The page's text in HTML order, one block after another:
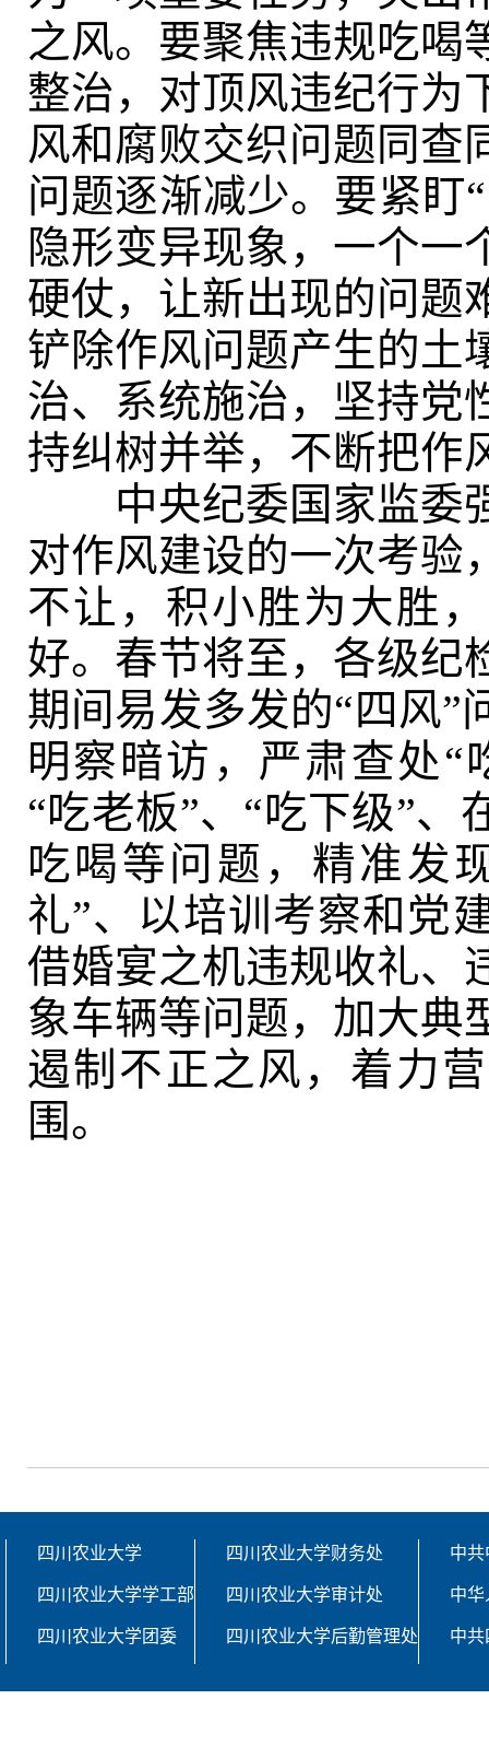
之风。要聚焦违规吃喝
整治，对顶风违纪行为
风和腐败交织问题同查
问题逐渐减少。要紧盯
隐形变异现象，一个一
硬仗，让新出现的问题
铲除作风问题产生的土
治、系统施治，坚持党
持纠树并举，不断把作
中央纪委国家监委
对作风建设的一次考验
不让，积小胜为大胜
好。春节将至，各级纪
期间易发多发的“四风”
明察暗访，严肃查处“
“吃老板”、“吃下级”
吃喝等问题，精准发
礼”、以培训考察和党
借婚宴之机违规收礼、
象车辆等问题，加大典
遏制不正之风，着力
围。
四川农业大学
四川农业大学学工部
四川农业大学团委
四川农业大学财务处
四川农业大学审计处
四川农业大学后勤管理处
中
中
中